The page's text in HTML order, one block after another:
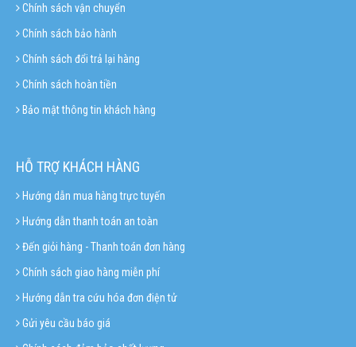
Chính sách vận chuyển
Chính sách bảo hành
Chính sách đổi trả lại hàng
Chính sách hoàn tiền
Bảo mật thông tin khách hàng
HỖ TRỢ KHÁCH HÀNG
Hướng dẫn mua hàng trực tuyến
Hướng dẫn thanh toán an toàn
Đến giỏi hàng - Thanh toán đơn hàng
Chính sách giao hàng miễn phí
Hướng dẫn tra cứu hóa đơn điện tử
Gửi yêu cầu báo giá